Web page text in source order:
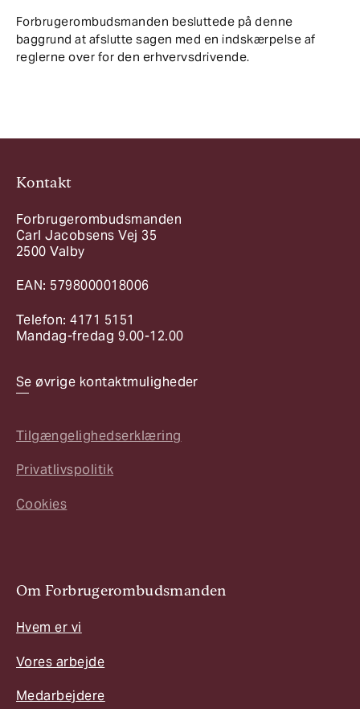
Forbrugerombudsmanden besluttede på denne
baggrund at afslutte sagen med en indskærpelse af
reglerne over for den erhvervsdrivende.
Kontakt
Forbrugerombudsmanden
Carl Jacobsens Vej 35
2500 Valby
EAN: 5798000018006
Telefon: 4171 5151
Mandag-fredag 9.00-12.00
Se øvrige kontaktmuligheder
Tilgængelighedserklæring
Privatlivspolitik
Cookies
Om Forbrugerombudsmanden
Hvem er vi
Vores arbejde
Medarbejdere